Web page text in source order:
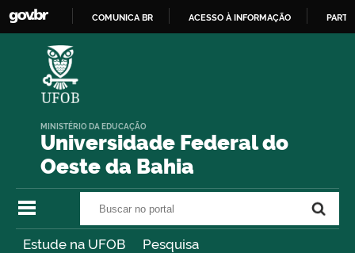
COMUNICA BR ACESSO À INFORMAÇÃO
Universidade Federal do
Oeste da Bahia
MINISTÉRIO DA EDUCAÇÃO
Estude na UFOB
Pesquisa